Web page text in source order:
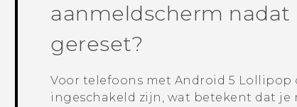
aanmeldscherm
gereset?
Voor telefoons met Android 5 Lollipop
ingeschakeld zijn, wat betekent dat je